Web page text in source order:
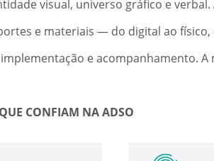
visual, universo gráfico e verbal.
e materiais — do digital ao físico,
e acompanhamento. A
CONFIAM NA ADSO